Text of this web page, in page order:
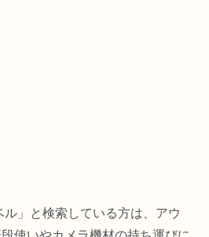
ル」と検索している方は、アウ